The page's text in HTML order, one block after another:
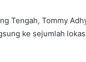
Tengah, Tommy
ke sejumlah